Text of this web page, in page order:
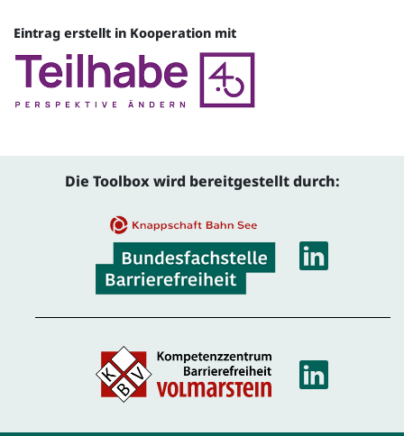
Quelle
Eintrag erstellt in Kooperation mit
Die Toolbox wird bereitgestellt durch: